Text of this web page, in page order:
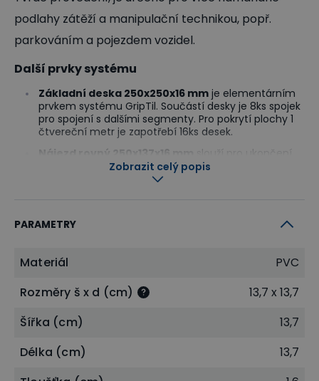
podlahy zátěží a manipulační technikou, popř.
parkováním a pojezdem vozidel.
Další prvky systému
Základní deska 250x250x16 mm je elementárním
prvkem systému GripTil. Součástí desky je 8ks spojek
pro spojení s dalšími segmenty. Pro pokrytí plochy 1
čtvereční metr je zapotřebí 16ks desek.
Nájezd rovný 250x137x16 mm
slouží pro ukončení
podlahové plochy po stranách. Plynulý nájezd
zabezpečí bezpečný vstup a nájezd na plochu.
Široký záběr využití podporuje modulární
konstrukce systému, rychlá a jednoduchá montáž i
Plastový podlahový systém je velmi variabilní a je
možno ho pokládat téměř všude. Uplatnění najde
Zobrazit celý popis
PARAMETRY
Materiál
PVC
Rozměry š x d (cm)
13,7 x 13,7
Šířka (cm)
13,7
Délka (cm)
13,7